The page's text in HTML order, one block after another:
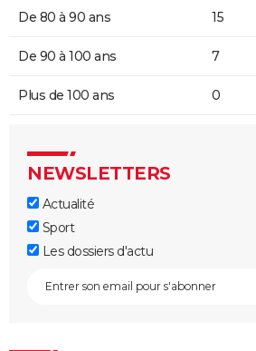
De 80 à 90 ans 15
De 90 à 100 ans 7
Plus de 100 ans 0
NEWSLETTERS
Actualité
Sport
Les dossiers d'actu